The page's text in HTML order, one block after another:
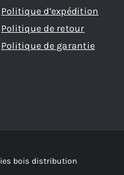
Politique d’expédition
Politique de retour
Politique de garantie
bois distribution